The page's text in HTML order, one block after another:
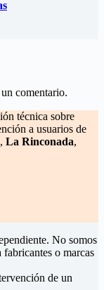
comentario.
técnica sobre
a usuarios de
, La Rinconada,
No somos
o marcas
de un